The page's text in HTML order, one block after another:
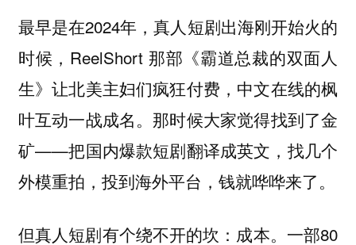
最早是在2024年，真人短剧出海刚开始火的
时候，ReelShort 那部《霸道总裁的双面人
生》让北美主妇们疯狂付费，中文在线的枫
叶互动一战成名。那时候大家觉得找到了金
矿——把国内爆款短剧翻译成英文，找几个
外模重拍，投到海外平台，钱就哗哗来了。
但真人短剧有个绕不开的坎：成本。一部80